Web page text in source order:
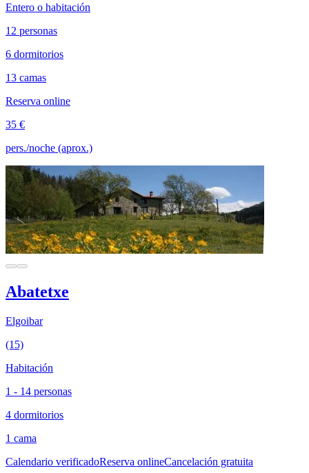
Entero o habitación
12 personas
6 dormitorios
13 camas
Reserva online
35 €
pers./noche (aprox.)
Abatetxe
Elgoibar
(15)
Habitación
1 - 14 personas
4 dormitorios
1 cama
Calendario verificadoReserva onlineCancelación gratuita